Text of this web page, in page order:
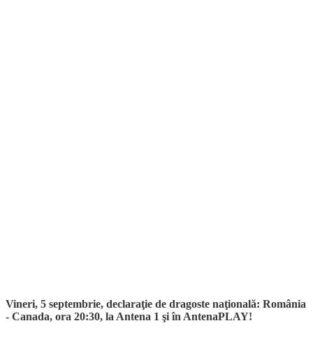
Vineri, 5 septembrie, declaraţie de dragoste naţională: România
- Canada, ora 20:30, la Antena 1 şi în AntenaPLAY!